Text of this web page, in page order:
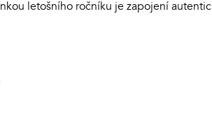
letošního ročníku je zapojení